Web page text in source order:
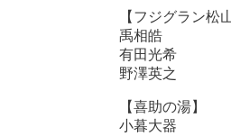
【フジグラン松
禹相皓
有田光希
野澤英之
【喜助の湯】
小暮大器